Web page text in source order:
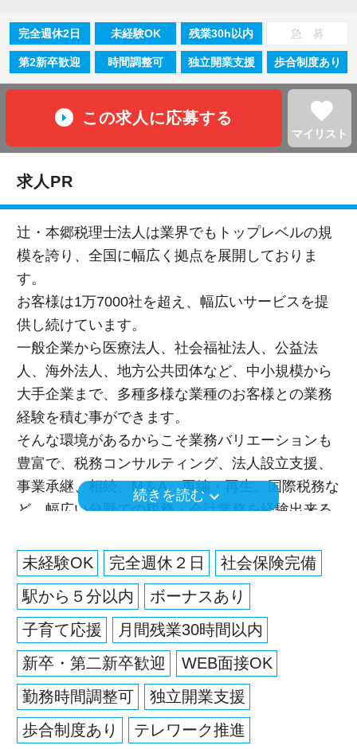
完全週休2日 未経験OK 残業30h以内 急 募
第2新卒歓迎 時間調整可 独立開業支援 歩合制度あり
この求人に応募する favorite
マイリスト
求人PR
辻・本郷税理士法人は業界でもトップレベルの規
模を誇り、全国に幅広く拠点を展開しておりま
す。
お客様は1万7000社を超え、幅広いサービスを提
供し続けています。
一般企業から医療法人、社会福祉法人、公益法
人、海外法人、地方公共団体など、中小規模から
大手企業まで、多種多様な業種のお客様との業務
経験を積む事ができます。
そんな環境があるからこそ業務バリエーションも
豊富で、税務コンサルティング、法人設立支援、
事業承継、相続、M＆A、再編・再生、国際税務な
ど、幅広い分野での税務・会計業務を経験出来る
す！
今回全国に拠点を展開している辻・本郷税理士法
人で、【税務・会計業務スタッフ】を募集しま
す！
配属先は希望の仕事内容やお住いの場所によって
決定いたします。
北は北海道から南は沖縄まで全国に拠点がありま
すので現地登用はもちろん、Iターン・Uターン希
続きを読む keyboard_arrow_down
未経験OK 完全週休２日
社会保険完備
駅から５分以内
ボーナスあり
子育て応援
月間残業30時間以内
新卒・第二新卒歓迎
WEB面接OK
勤務時間調整可
独立開業支援
歩合制度あり
テレワーク推進